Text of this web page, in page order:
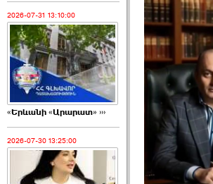
2026-07-31 13:10:00
«Երևանի «Արարատ» ›››
2026-07-30 13:25:00